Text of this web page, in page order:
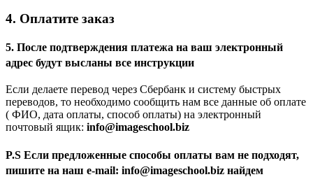
4. Оплатите заказ
5. После подтверждения платежа на ваш электронный
адрес будут высланы все инструкции
Если делаете перевод через Сбербанк и систему быстрых
переводов, то необходимо сообщить нам все данные об оплате
( ФИО, дата оплаты, способ оплаты) на электронный
почтовый ящик: info@imageschool.biz
P.S Если предложенные способы оплаты вам не подходят,
пишите на наш e-mail: info@imageschool.biz найдем